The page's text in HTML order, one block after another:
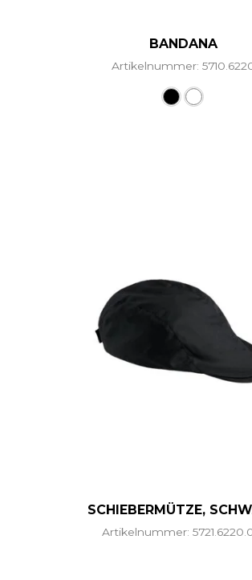
BANDANA
Artikelnummer:
SCHIEBERMÜTZE,
Artikelnummer: